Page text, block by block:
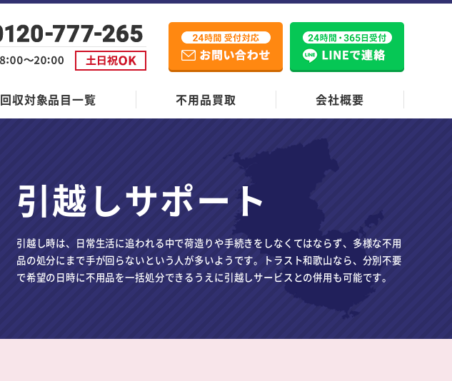
回収対象品目一覧 不用品買取 会社概要
引越しサポート
引越し時は、日常生活に追われる中で荷造りや手続きをしなくてはならず、多様な不用
品の処分にまで手が回らないという人が多いようです。トラスト和歌山なら、分別不要
で希望の日時に不用品を一括処分できるうえに引越しサービスとの併用も可能です。